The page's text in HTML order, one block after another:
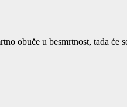
obuče u besmrtnost, tada